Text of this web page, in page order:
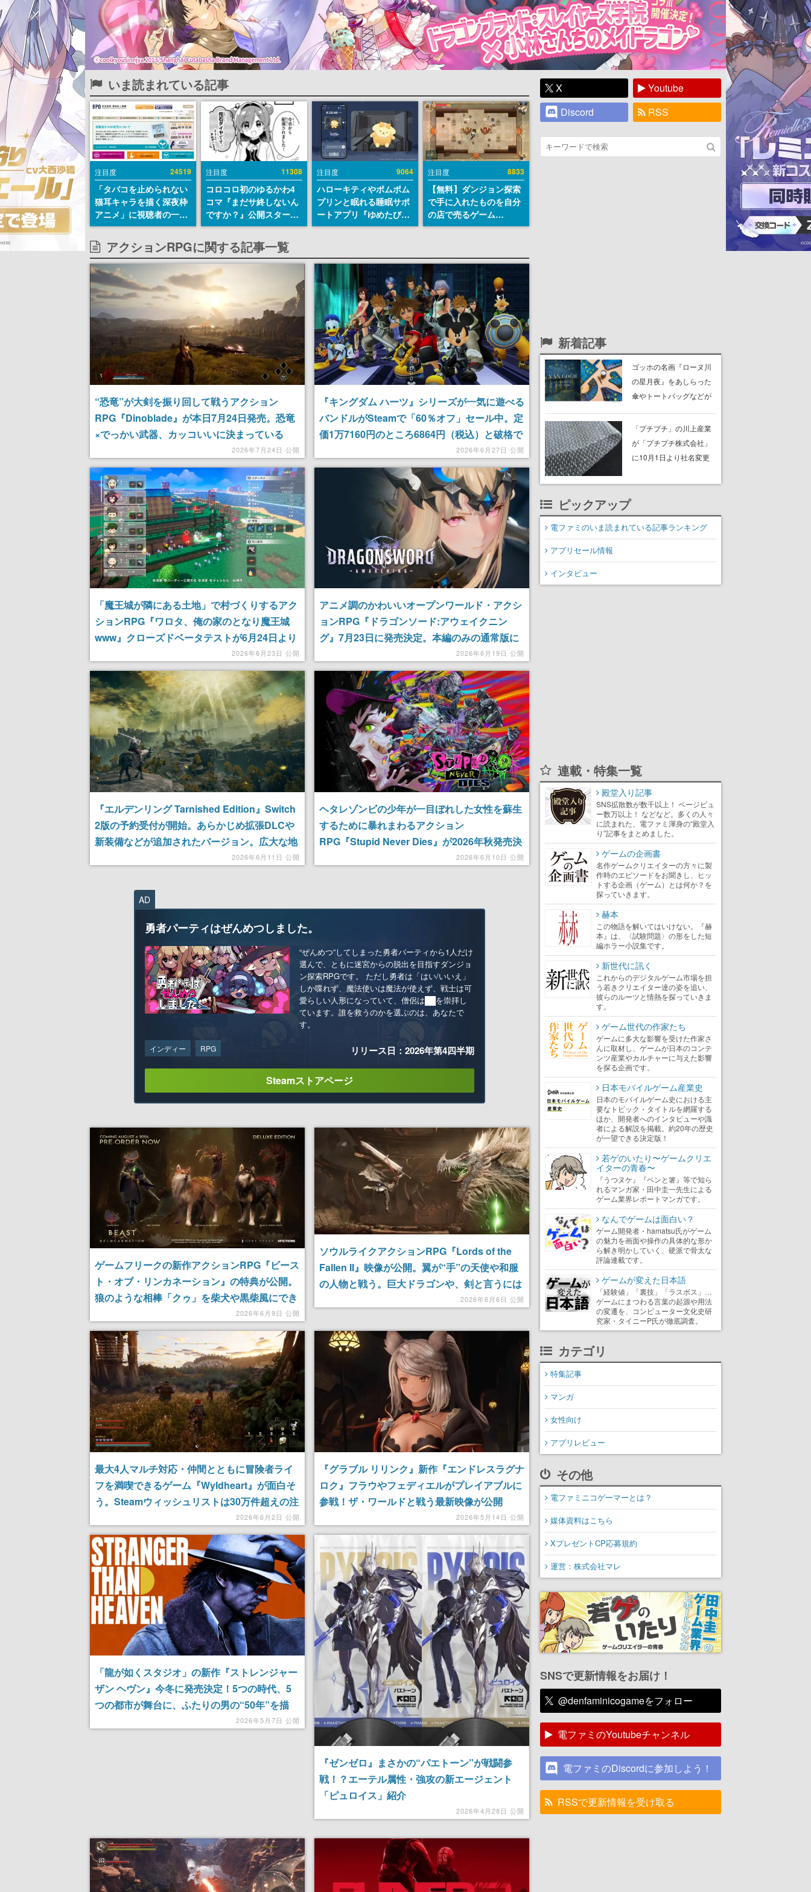
いま読まれている記事
注目度 24519
「タバコを止められない
猫耳キャラを描く深夜枠
アニメ」に視聴者の一部
から批判意見。違法薬物
の使用と思わしき描写も
含めて、BPOが議論を交
わす
注目度 11308
コロコロ初のゆるかわ4
コマ『まだサ終しないん
ですか？』公開スター
ト。主人公は新入社員の
侘石ダイヤ、ゲーム会社
を舞台にトラブルへ対応
する社員たちを描く
注目度 9064
ハローキティやポムポム
プリンと眠れる睡眠サポ
ートアプリ『ゆめたび』
が配信中。キャラごとの
注目度 8833
【無料】ダンジョン探索
で手に入れたものを自分
の店で売るゲーム
『Moonlighter』が
の9月2日正式リリースを
記念したキャンペーン
アクションRPGに関する記事一覧
“恐竜”が大剣を振り回して戦うアクション
RPG『Dinoblade』が本日7月24日発売。恐竜
×でっかい武器、カッコいいに決まっている
2026年7月24日 公開
『キングダム ハーツ』シリーズが一気に遊べる
バンドルがSteamで「60％オフ」セール中。定
価1万7160円のところ6864円（税込）と破格で
ディズニーワールドを冒険できる2026年6月27日 公開
「魔王城が隣にある土地」で村づくりするアク
ションRPG『ワロタ、俺の家のとなり魔王城
www』クローズドベータテストが6月24日より
開催。素材を集めて施設を建て、職業を変えら
れる「帽子」を活用して村づくり
2026年6月23日 公開
アニメ調のかわいいオープンワールド・アクシ
ョンRPG『ドラゴンソード:アウェイクニン
グ』7月23日に発売決定。本編のみの通常版に
くわ、アートブックやサントラなどの付属する
デラックスエディションも発売予定
2026年6月19日 公開
『エルデンリング Tarnished Edition』Switch
2版の予約受付が開始。あらかじめ拡張DLCや
新装備などが追加されたバージョン。広大な地
を舞台に、王となるための戦いに身を投じるア
2026年6月11日 公開
ヘタレゾンビの少年が一目ぼれした女性を蘇生
するために暴れまわるアクション
RPG『Stupid Never Dies』が2026年秋発売決
定。最弱ゾンビが敵の能力を奪い11種のモンス
2026年6月10日 公開
AD
勇者パーティはぜんめつしました。
“ぜんめつ”してしまった勇者パーティから1人だけ
選んで、ともに迷宮からの脱出を目指すダンジョ
ン探索RPGです。 ただし勇者は「はい/いいえ」
しか喋れず、魔法使いは魔法が使えず、戦士は可
愛らしい人形になっていて、僧侶は██を崇拝し
ています。誰を救うのかを選ぶのは、あなたで
す。
インディー RPG リリース日：2026年第4四半期
Steamストアページ
ゲームフリークの新作アクションRPG『ビース
ト・オブ・リンカネーション』の特典が公開。
狼のような相棒「クゥ」を柴犬や黒柴風にでき
るスキン。パッケージ版やデジタルデラックス
エディションに収録
2026年6月9日 公開
ソウルライクアクションRPG『Lords of the
Fallen II』映像が公開。翼が“手”の天使や和服
の人物と戦う。巨大ドラゴンや、剣と言うには
あまりにも大きすぎる武器も登場2026年6月6日 公開
最大4人マルチ対応・仲間とともに冒険者ライ
フを満喫できるゲーム『Wyldheart』が面白そ
う。Steamウィッシュリストは30万件超えの注
2026年6月2日 公開
『グラブル リリンク』新作『エンドレスラグナ
ロク』フラウやフェディエルがプレイアブルに
参戦！ザ・ワールドと戦う最新映像が公開
2026年5月14日 公開
「龍が如くスタジオ」の新作『ストレンジャー
ザン ヘヴン』今冬に発売決定！5つの時代、5
つの都市が舞台に、ふたりの男の“50年”を描
く。Ado、菅原文太氏、大塚明夫氏、スヌー
2026年5月7日 公開
『ゼンゼロ』まさかの“パエトーン”が戦闘参
戦！？エーテル属性・強攻の新エージェント
「ピュロイス」紹介
2026年4月28日 公開
X
Youtube
Discord
RSS
新着記事
ゴッホの名画『ローヌ川
の星月夜』をあしらった
傘やトートバッグなどが
日間限定で予約販売
「プチプチ」の川上産業
が「プチプチ株式会社」
に10月1日より社名変更
変更で、“プチッ”と鳴るお
名前に
ピックアップ
電ファミのいま読まれている記事ランキング
アプリセール情報
インタビュー
連載・特集一覧
殿堂入り記事
SNS拡散数が数千以上！ ページビュ
ー数万以上！ などなど。多くの人々
に読まれた、電ファミ渾身の“殿堂入
り”記事をまとめました。
ゲームの企画書
名作ゲームクリエイターの方々に製
作時のエピソードをお聞きし、ヒッ
トする企画（ゲーム）とは何か？を
探っていきます。
赫本
この物語を解いてはいけない。『赫
本』は、〈試験問題〉の形をした短
編ホラー小説集です。
新世代に訊く
これからのデジタルゲーム市場を担
う若きクリエイター達の姿を追い、
彼らのルーツと情熱を探っていきま
す。
ゲーム世代の作家たち
ゲームに多大な影響を受けた作家さ
んに取材し、ゲームが日本のコンテ
ンツ産業やカルチャーに与えた影響
を探る企画です。
日本モバイルゲーム産業史
日本のモバイルゲーム史における主
要なトピック・タイトルを網羅する
ほか、開発者へのインタビューや識
者による解説を掲載。約20年の歴史
が一望できる決定版！
若ゲのいたり〜ゲームクリエ
イターの青春〜
『うつヌケ』『ペンと箸』等で知ら
れるマンガ家・田中圭一先生による
ゲーム業界レポートマンガです。
なんでゲームは面白い？
ゲーム開発者・hamatsu氏がゲーム
の魅力を画面や操作の具体的な形か
ら解き明かしていく、硬派で骨太な
評論連載です。
ゲームが変えた日本語
「経験値」「裏技」「ラスボス」…
ゲームにまつわる言葉の起源や用法
の変遷を、コンピューター文化史研
究家・タイニーP氏が徹底調査。
カテゴリ
特集記事
マンガ
女性向け
アプリレビュー
その他
電ファミニコゲーマーとは？
媒体資料はこちら
XプレゼントCP応募規約
運営：株式会社マレ
SNSで更新情報をお届け！
@denfaminicogameをフォロー
電ファミのYoutubeチャンネル
電ファミのDiscordに参加しよう！
RSSで更新情報を受け取る